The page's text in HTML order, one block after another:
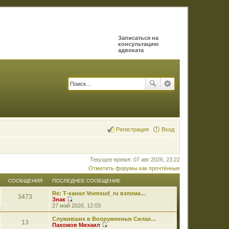
Записаться на
консультацию
адвоката
Вход
Регистрация
Текущее время: 07 авг 2026, 23:22
Отметить форумы как прочтённые
СООБЩЕНИЯ ПОСЛЕДНЕЕ СООБЩЕНИЕ
3473
Re: Т-канал Voensud_ru взлома…
Знак
П
е
р
е
27 май 2026, 12:03
13
Служивших в Вооруженных Силах…
Пахомов Михаил